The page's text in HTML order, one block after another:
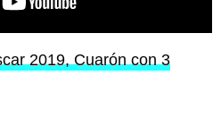
2019, Cuarón con 3